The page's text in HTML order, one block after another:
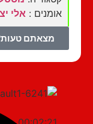
אומנים :אלי יצפאן
מצאתם טעות?